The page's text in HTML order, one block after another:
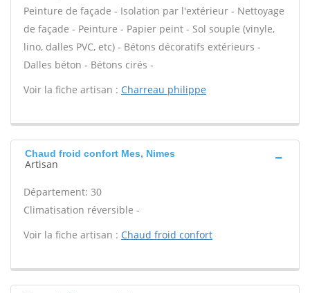
Peinture de façade - Isolation par l'extérieur - Nettoyage
de façade - Peinture - Papier peint - Sol souple (vinyle,
lino, dalles PVC, etc) - Bétons décoratifs extérieurs -
Dalles béton - Bétons cirés -
Voir la fiche artisan : Charreau philippe
Chaud froid confort Mes, Nimes
Artisan
Département: 30
Climatisation réversible -
Voir la fiche artisan : Chaud froid confort